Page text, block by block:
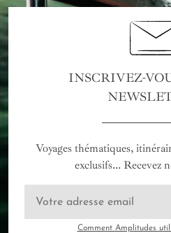
INSCRIVEZ-
Voyages thématiques,
exclusifs... Recevez
Comment Amplitudes